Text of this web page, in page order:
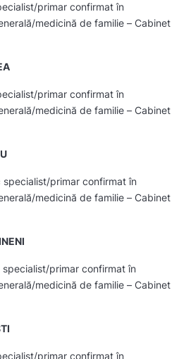
primar confirmat în
medicină de familie – Cabinet
primar confirmat în
medicină de familie – Cabinet
primar confirmat în
medicină de familie – Cabinet
primar confirmat în
medicină de familie – Cabinet
primar confirmat în